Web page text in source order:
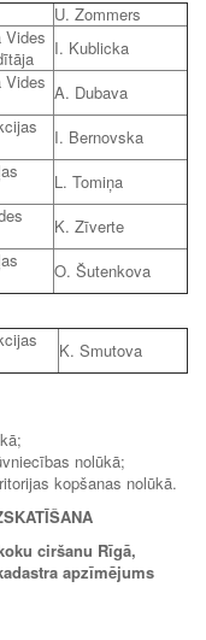
U. Zommers
Vides I. Kublicka
Vides A. Dubava
I. Bernovska
L. Tomiņa
K. Zīverte
O. Šutenkova
K. Smutova
nolūkā;
kopšanas nolūkā.
ciršanu Rīgā,
apzīmējums